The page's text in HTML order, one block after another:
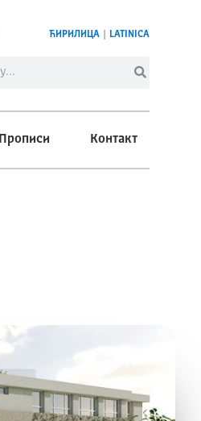
ЋИРИЛИЦА LATINICA
Прописи Контакт